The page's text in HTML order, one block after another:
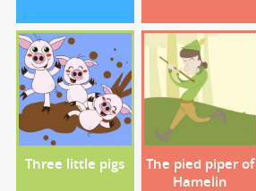
Three little pigs
The pied piper of
Hamelin